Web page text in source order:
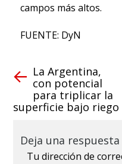
campos más altos.
FUENTE: DyN
La Argentina,
con potencial
para triplicar la
superficie bajo riego
Deja una respuesta
Tu dirección de